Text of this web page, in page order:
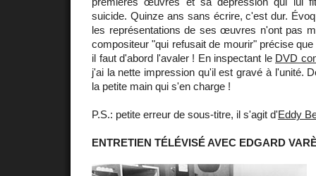
suicide. Quinze ans sans écrire, c'est dur.
les représentations de ses œuvres n'ont pas
compositeur "qui refusait de mourir" précise
il faut d'abord l'avaler ! En inspectant le DVD
j'ai la nette impression qu'il est gravé à l'unité.
la petite main qui s'en charge !
P.S.: petite erreur de sous-titre, il s'agit d'Eddy
ENTRETIEN TÉLÉVISÉ AVEC EDGARD